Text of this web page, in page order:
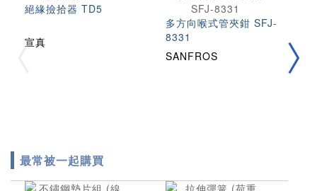
絕緣撿拾器 TD5
宣真
多方向喉式管夾鉗 SFJ-
8331
SANFROS
最常被一起購買